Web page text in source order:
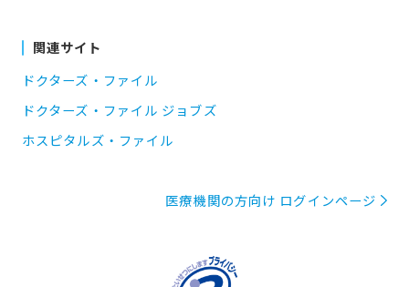
関連サイト
ドクターズ・ファイル
ドクターズ・ファイル ジョブズ
ホスピタルズ・ファイル
医療機関の方向け ログインページ